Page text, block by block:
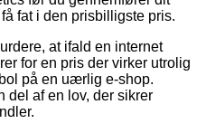
fat i den prisbilligste pris.
at ifald en internet
for en pris der virker utrolig
på en uærlig e-shop.
del af en lov, der sikrer